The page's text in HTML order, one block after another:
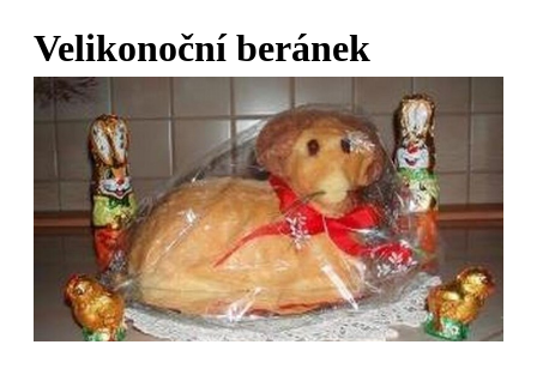
Velikonoční beránek